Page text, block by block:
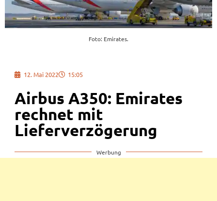
Foto: Emirates.
12. Mai 2022 15:05
Airbus A350: Emirates
rechnet mit
Lieferverzögerung
Werbung